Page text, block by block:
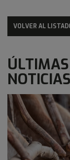
VOLVER AL
ÚLTIMAS
NOTICIAS